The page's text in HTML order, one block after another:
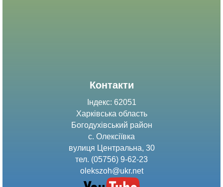
Контакти
Індекс: 62051
Харківська область
Богодухівський район
с. Олексіївка
вулиця Центральна, 30
тел. (05756) 9-62-23
olekszoh@ukr.net